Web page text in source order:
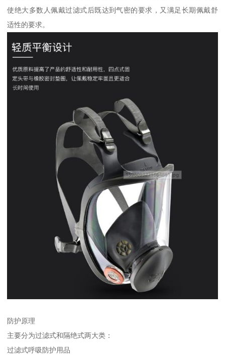
使绝大多数人佩戴过滤式后既达到气密的要求，又满足长期佩戴舒
适性的要求。
防护原理
主要分为过滤式和隔绝式两大类：
过滤式呼吸防护用品